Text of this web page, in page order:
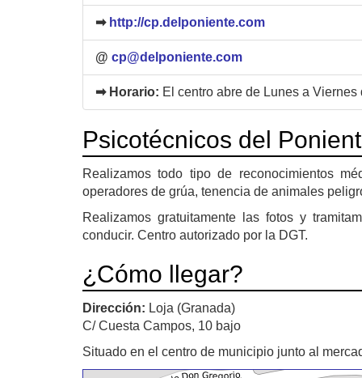
➡ http://cp.delponiente.com
@ cp@delponiente.com
➡ Horario: El centro abre de Lunes a
Psicotécnicos del
Realizamos todo tipo de reconocimientos
operadores de grúa, tenencia de animales
Realizamos gratuitamente las fotos y
conducir. Centro autorizado por la DGT.
¿Cómo llegar?
Dirección: Loja (Granada)
C/ Cuesta Campos, 10 bajo
Situado en el centro de municipio junto al